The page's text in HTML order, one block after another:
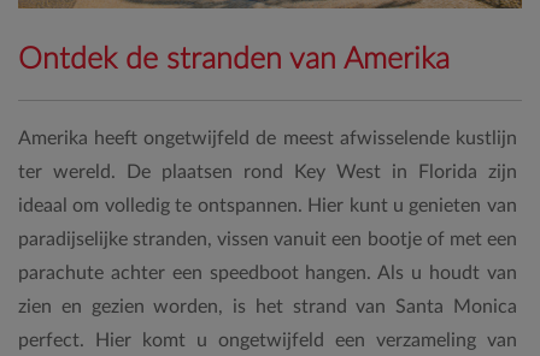
Ontdek de stranden van Amerika
Amerika heeft ongetwijfeld de meest afwisselende kustlijn
ter wereld. De plaatsen rond Key West in Florida zijn
ideaal om volledig te ontspannen. Hier kunt u genieten van
paradijselijke stranden, vissen vanuit een bootje of met een
parachute achter een speedboot hangen. Als u houdt van
zien en gezien worden, is het strand van Santa Monica
perfect. Hier komt u ongetwijfeld een verzameling van